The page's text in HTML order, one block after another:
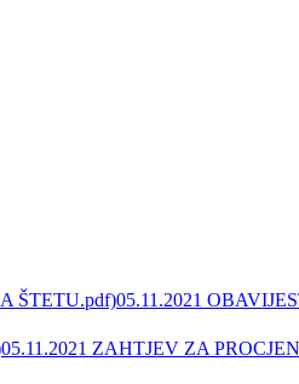
05.11.2021
05.11.2021 ZAHTJEV ZA